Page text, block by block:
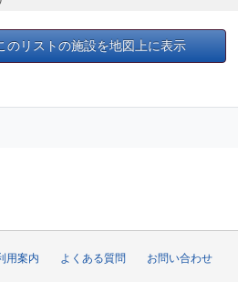
のリストの施設を地図上に表示
用案内 よくある質問 お問い合わせ